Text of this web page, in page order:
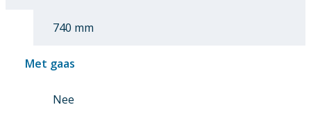
740 mm
Met gaas
Nee